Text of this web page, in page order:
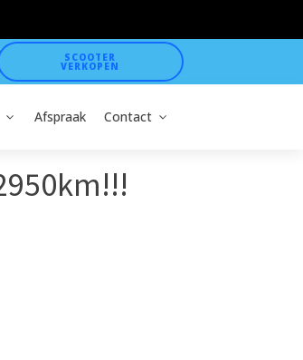
SCOOTER
VERKOPEN
Afspraak Contact